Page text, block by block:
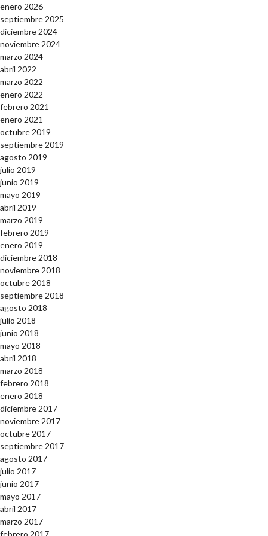
enero 2026
septiembre 2025
diciembre 2024
noviembre 2024
marzo 2024
abril 2022
marzo 2022
enero 2022
febrero 2021
enero 2021
octubre 2019
septiembre 2019
agosto 2019
julio 2019
junio 2019
mayo 2019
abril 2019
marzo 2019
febrero 2019
enero 2019
diciembre 2018
noviembre 2018
octubre 2018
septiembre 2018
agosto 2018
julio 2018
junio 2018
mayo 2018
abril 2018
marzo 2018
febrero 2018
enero 2018
diciembre 2017
noviembre 2017
octubre 2017
septiembre 2017
agosto 2017
julio 2017
junio 2017
mayo 2017
abril 2017
marzo 2017